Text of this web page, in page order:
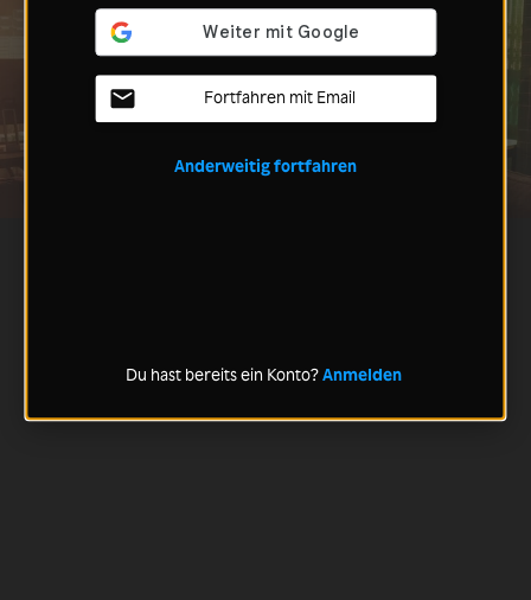
Fortfahren mit Email
Anderweitig fortfahren
Du hast bereits ein Konto?Anmelden